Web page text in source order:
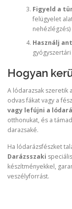
Figyeld a
felügyelet
Használj
Hogyan
A lódarazsak szeretik
odvas fákat vagy a
vagy lefújni a
otthonukat, és a
darazsaké.
Ha lódarázsfészket
Darázsszaki
készítményekkel,
veszélyforrást.